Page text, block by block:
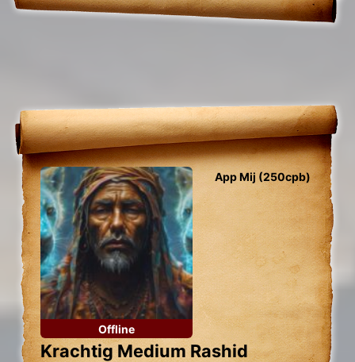
Offline
App Mij (250cpb)
Krachtig Medium Rashid